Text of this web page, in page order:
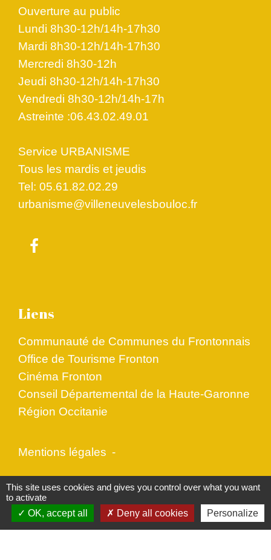
Ouverture au public
Lundi 8h30-12h/14h-17h30
Mardi 8h30-12h/14h-17h30
Mercredi 8h30-12h
Jeudi 8h30-12h/14h-17h30
Vendredi 8h30-12h/14h-17h
Astreinte :06.43.02.49.01
Service URBANISME
Tous les mardis et jeudis
Tel: 05.61.82.02.29
urbanisme@villeneuvelesbouloc.fr
Liens
Communauté de Communes du Frontonnais
Office de Tourisme Fronton
Cinéma Fronton
Conseil Départemental de la Haute-Garonne
Région Occitanie
Mentions légales -
Politique de confidentialité - Accessibilité -
Plan du site - Gestion des cookies
This site uses cookies and gives you control over what you want
to activate
OK, accept all
Deny all cookies Personalize